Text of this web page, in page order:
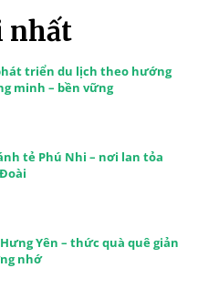
nhất
triển du lịch theo hướng
minh – bền vững
tẻ Phú Nhi – nơi lan tỏa
Yên – thức quà quê giản
nhớ